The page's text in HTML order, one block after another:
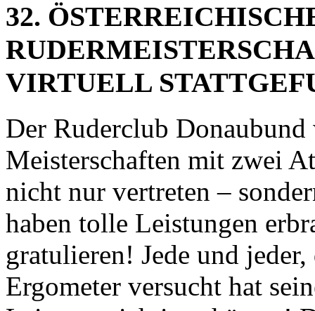
32.
VIRTUELL
Der Ruderclub Donaubund
Meisterschaften mit zwei
nicht nur vertreten –
haben tolle Leistungen
gratulieren! Jede und
Ergometer versucht hat